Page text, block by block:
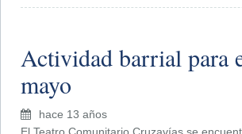
Actividad barrial para
mayo
hace 13 años